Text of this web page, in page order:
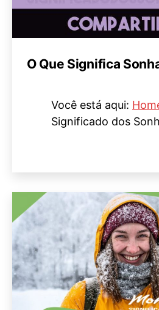
O Que Significa
Você está aqui:
Significado dos